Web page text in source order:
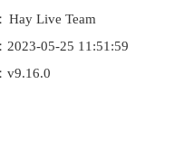
Hay Live Team
2023-05-25 11:51:59
v9.16.0